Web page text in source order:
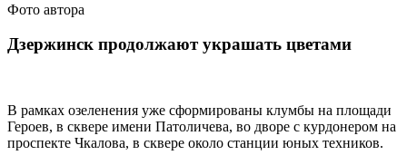
Фото автора
Дзержинск продолжают украшать цветами
В рамках озеленения уже сформированы клумбы на площади
Героев, в сквере имени Патоличева, во дворе с курдонером на
проспекте Чкалова, в сквере около станции юных техников.